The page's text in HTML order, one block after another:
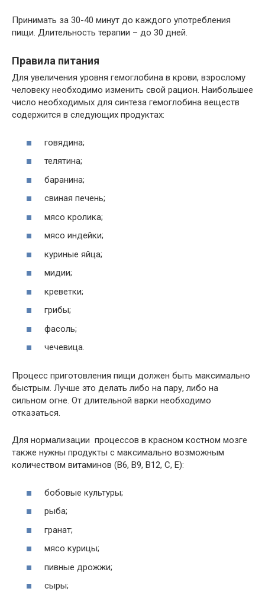
Принимать за 30-40 минут до каждого употребления
пищи. Длительность терапии – до 30 дней.
Правила питания
Для увеличения уровня гемоглобина в крови, взрослому
человеку необходимо изменить свой рацион. Наибольшее
число необходимых для синтеза гемоглобина веществ
содержится в следующих продуктах:
говядина;
телятина;
баранина;
свиная печень;
мясо кролика;
мясо индейки;
куриные яйца;
мидии;
креветки;
грибы;
фасоль;
чечевица.
Процесс приготовления пищи должен быть максимально
быстрым. Лучше это делать либо на пару, либо на
сильном огне. От длительной варки необходимо
отказаться.
Для нормализации процессов в красном костном мозге
также нужны продукты с максимально возможным
количеством витаминов (В6, В9, В12, С, Е):
бобовые культуры;
рыба;
гранат;
мясо курицы;
пивные дрожжи;
сыры;